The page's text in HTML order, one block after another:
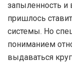
запыленность и
пришлось
системы. Но
пониманием
выдаваться